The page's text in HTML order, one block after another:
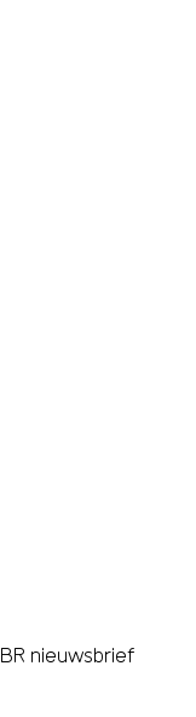
nieuwsbrief